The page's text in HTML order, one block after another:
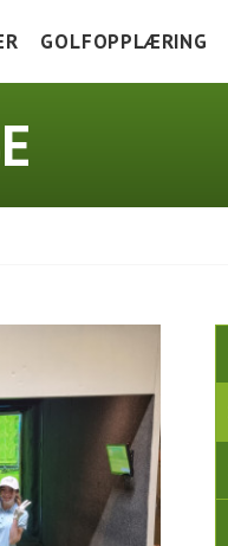
GOLFOPPLÆRING
INSTRUKSJON